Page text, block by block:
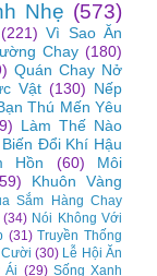
Nhẹ (573)
(221) Vì Sao Ăn
Chay (180)
Quán Chay Nở
Vật (130) Nếp
Thú Mến Yêu
Làm Thế Nào
Biến Đổi Khí Hậu
Hồn (60)
Môi
Khuôn Vàng
Sắm Hàng Chay
(34) Nói Không Với
(31) Truyền Thống
(30) Lễ Hội Ăn
Ái (29) Sống Xanh